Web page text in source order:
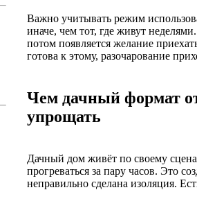
Важно учитывать режим
иначе, чем тот, где живут
потом появляется желание
готова к этому, разочарование
Чем дачный формат
упрощать
Дачный дом живёт по своему
прогреваться за пару часов. Это
неправильно сделана изоляция.